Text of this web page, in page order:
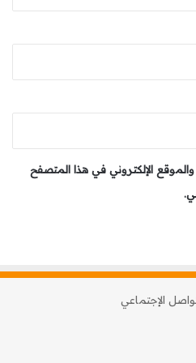
في تنمية مجالاتهن الترابية،
من أجل تحقيق مشاركة
مختلف مجالات الفعل التنموي
الإلكتروني في هذا المتصفح
الإجتماعي